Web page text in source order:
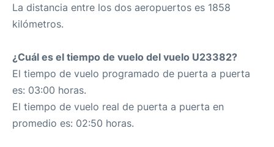
La distancia entre los dos aeropuertos es 1858
kilómetros.
¿Cuál es el tiempo de vuelo del vuelo U23382?
El tiempo de vuelo programado de puerta a puerta
es: 03:00 horas.
El tiempo de vuelo real de puerta a puerta en
promedio es: 02:50 horas.